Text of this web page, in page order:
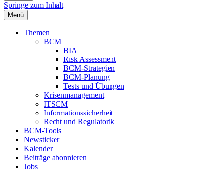
Springe zum Inhalt
Menü
Themen
BCM
BIA
Risk Assessment
BCM-Strategien
BCM-Planung
Tests und Übungen
Krisenmanagement
ITSCM
Informationssicherheit
Recht und Regulatorik
BCM-Tools
Newsticker
Kalender
Beiträge abonnieren
Jobs